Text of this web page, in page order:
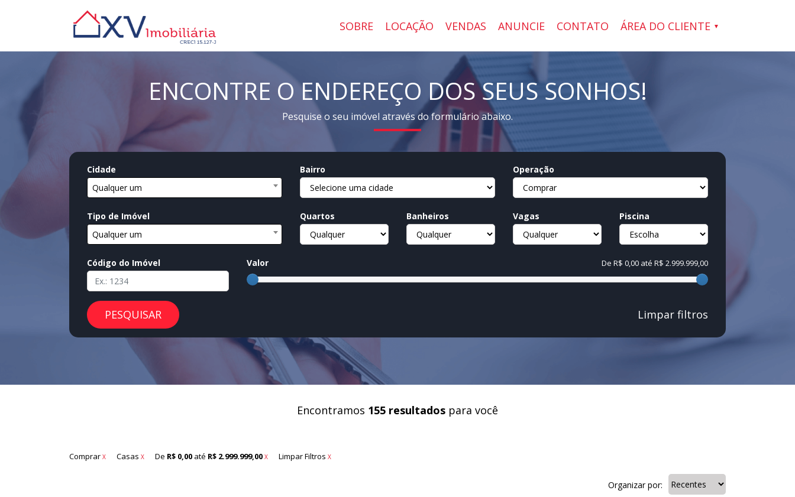
SOBRE LOCAÇÃO VENDAS ANUNCIE CONTATO ÁREA DO CLIENTE
ENCONTRE O ENDEREÇO DOS SEUS SONHOS!
Pesquise o seu imóvel através do formulário abaixo.
Cidade
Qualquer um
Bairro Operação
Tipo de Imóvel
Qualquer um
Quartos Banheiros Vagas Piscina
Código do Imóvel Valor De R$ 0,00 até R$ 2.999.999,00
Limpar filtros
PESQUISAR
Encontramos 155 resultados para você
Comprar X Casas X De R$ 0,00 até R$ 2.999.999,00 X Limpar Filtros X
Organizar por: